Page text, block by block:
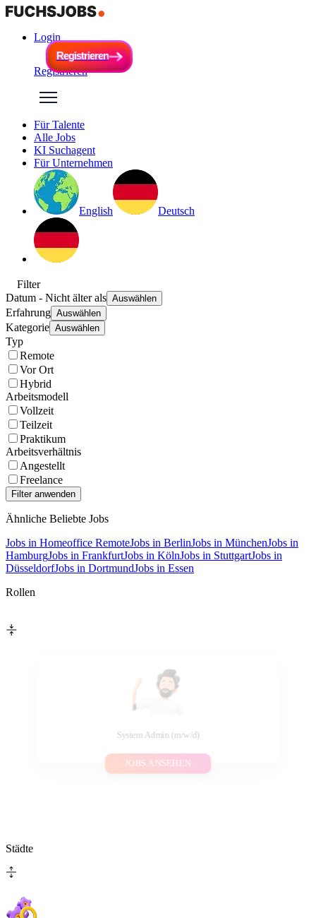
Login
Registrieren
Registrieren
Registrieren
Für Talente
Alle Jobs
KI Suchagent
Für Unternehmen
English Deutsch
Filter
Datum - Nicht älter als Auswählen
Erfahrung Auswählen
Kategorie Auswählen
Typ
Remote
Vor Ort
Hybrid
Arbeitsmodell
Vollzeit
Teilzeit
Praktikum
Arbeitsverhältnis
Angestellt
Freelance
Ähnliche Beliebte Jobs
Jobs in Homeoffice RemoteJobs in BerlinJobs in MünchenJobs in
HamburgJobs in FrankfurtJobs in KölnJobs in StuttgartJobs in
DüsseldorfJobs in DortmundJobs in Essen
Rollen
System Admin (m/w/d)
JOBS ANSEHEN
Städte